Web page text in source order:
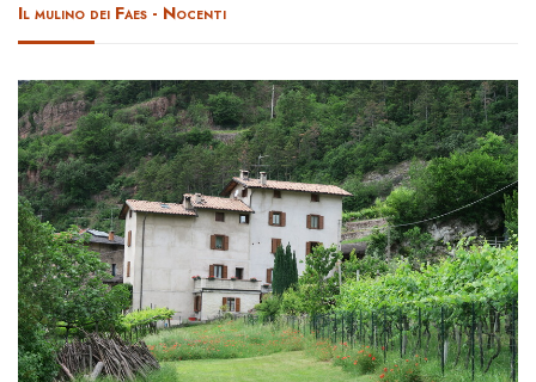
Il mulino dei Faes - Nocenti